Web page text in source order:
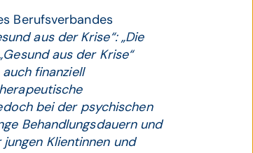
Berufsverbandes
aus der Krise“: „Die
aus der Krise“
finanziell
bei der psychischen
Behandlungsdauern und
Klientinnen und